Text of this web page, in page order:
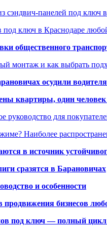
сэндвич-панелей под ключ
под ключ в Краснодаре
общественного
монтаж и как выбрать
осудили
квартиры, один человек
руководство для
Наиболее
в источник
сразятся в Барановичах
и особенности
бизнесов
под ключ — полный цикл